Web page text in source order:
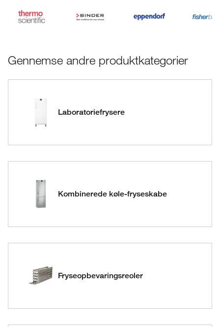
Gennemse andre produktkategorier
Laboratoriefrysere
Kombinerede køle-fryseskabe
Fryseopbevaringsreoler